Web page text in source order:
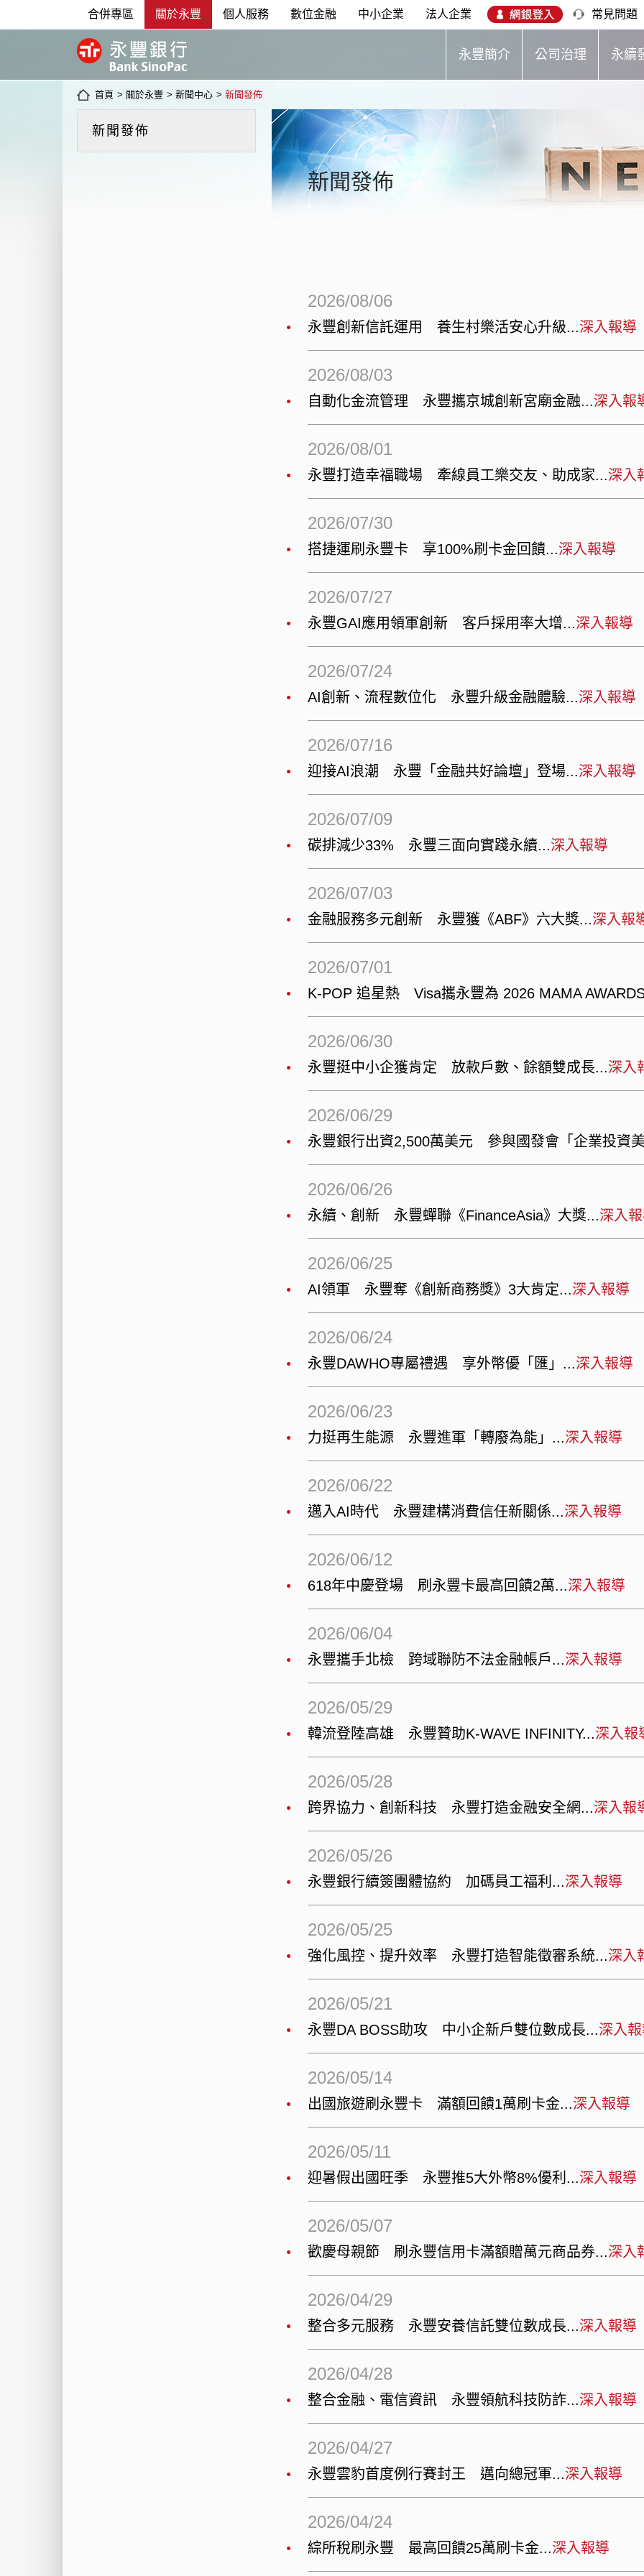
合併專區 關於永豐 個人服務 數位金融 中小企業 法人企業 常見問題
永豐簡介 公司治理 永續
首頁 > 關於永豐 > 新聞中心 > 新聞發佈
新聞發佈
新聞發佈
2026/08/06
永豐創新信託運用 養生村樂活安心升級 深入報導
2026/08/03
自動化金流管理 永豐攜京城創新宮廟金融 深入報
2026/08/01
永豐打造幸福職場 牽線員工樂交友、助成家 深入
2026/07/30
搭捷運刷永豐卡 享100%刷卡金回饋 深入報導
2026/07/27
永豐GAI應用領軍創新 客戶採用率大增 深入報導
2026/07/24
AI創新、流程數位化 永豐升級金融體驗 深入報導
2026/07/16
迎接AI浪潮 永豐「金融共好論壇」登場 深入報導
2026/07/09
碳排減少33% 永豐三面向實踐永續 深入報導
2026/07/03
金融服務多元創新 永豐獲《ABF》六大獎 深入報
2026/07/01
K-POP 追星熱 Visa攜永豐為 2026 MAMA
2026/06/30
永豐挺中小企獲肯定 放款戶數、餘額雙成長 深入
2026/06/29
永豐銀行出資2,500萬美元 參與國發會「企業投資
2026/06/26
永續、創新 永豐蟬聯《FinanceAsia》大獎 深入
2026/06/25
AI領軍 永豐奪《創新商務獎》3大肯定 深入報導
2026/06/24
永豐DAWHO專屬禮遇 享外幣優「匯」 深入報導
2026/06/23
力挺再生能源 永豐進軍「轉廢為能」 深入報導
2026/06/22
邁入AI時代 永豐建構消費信任新關係 深入報導
2026/06/12
618年中慶登場 刷永豐卡最高回饋2萬 深入報導
2026/06/04
永豐攜手北檢 跨域聯防不法金融帳戶 深入報導
2026/05/29
韓流登陸高雄 永豐贊助K-WAVE INFINITY 深入報
2026/05/28
跨界協力、創新科技 永豐打造金融安全網 深入報
2026/05/26
永豐銀行續簽團體協約 加碼員工福利 深入報導
2026/05/25
強化風控、提升效率 永豐打造智能徵審系統 深入
2026/05/21
永豐DA BOSS助攻 中小企新戶雙位數成長 深入
2026/05/14
出國旅遊刷永豐卡 滿額回饋1萬刷卡金 深入報導
2026/05/11
迎暑假出國旺季 永豐推5大外幣8%優利 深入報導
2026/05/07
歡慶母親節 刷永豐信用卡滿額贈萬元商品券 深入
2026/04/29
整合多元服務 永豐安養信託雙位數成長 深入報導
2026/04/28
整合金融、電信資訊 永豐領航科技防詐 深入報導
2026/04/27
永豐雲豹首度例行賽封王 邁向總冠軍 深入報導
2026/04/24
綜所稅刷永豐 最高回饋25萬刷卡金 深入報導